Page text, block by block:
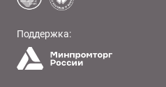
Поддержка: